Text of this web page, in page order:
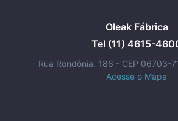
Oleak Fábrica
Tel (11) 4615-
Rua Rondônia, 186 - CEP 06703-
Acesse o Mapa